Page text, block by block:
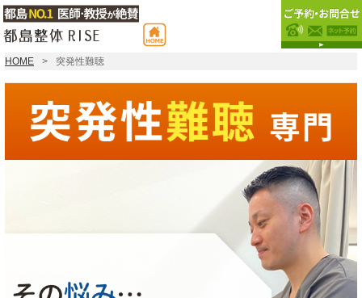
HOME 突発性難聴